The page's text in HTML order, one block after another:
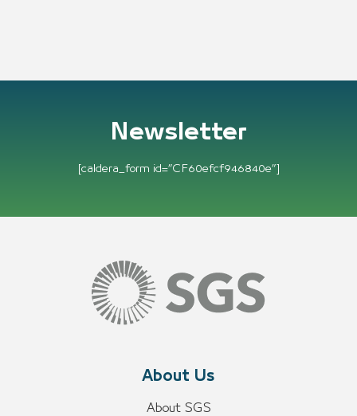
Newsletter
[caldera_form id=”CF60efcf946840e”]
About Us
About SGS